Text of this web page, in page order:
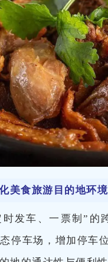
美食旅游目的地环境
时发车、一票制”的
停车场，增加停车